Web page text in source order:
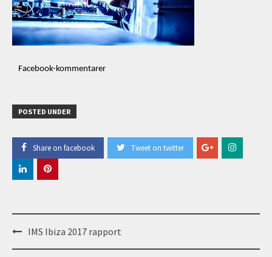
Facebook-kommentarer
POSTED UNDER
Share on facebook Tweet on twitter
Post
navigation
IMS Ibiza 2017 rapport